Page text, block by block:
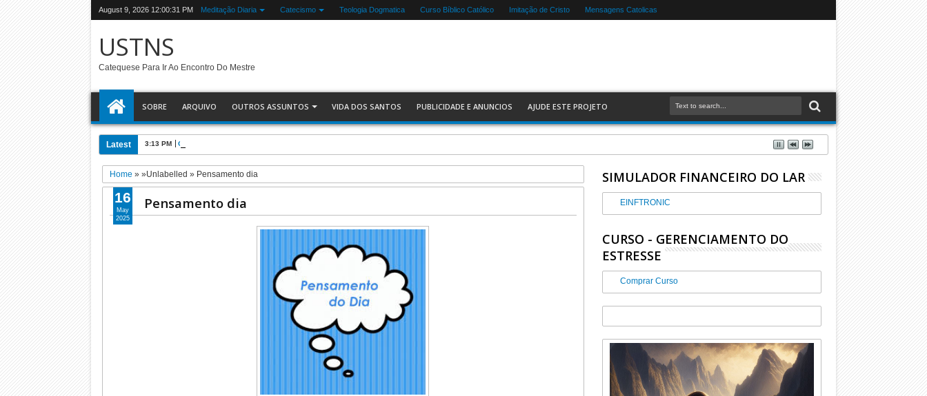
August 9, 2026 12:00:32 PM Meditação Diaria Catecismo Teologia Dogmatica Curso Bíblico Católico Imitação de Cristo Mensagens Catolicas
USTNS
Catequese Para Ir Ao Encontro Do Mestre
SOBRE ARQUIVO OUTROS ASSUNTOS VIDA DOS SANTOS PUBLICIDADE E ANUNCIOS AJUDE ESTE PROJETO
Latest 3:13 PM O USTNS e a Eucaristia
Home » »Unlabelled » Pensamento dia
Pensamento dia
16
May
2025
SIMULADOR FINANCEIRO DO LAR
EINFTRONIC
CURSO - GERENCIAMENTO DO
ESTRESSE
Comprar Curso